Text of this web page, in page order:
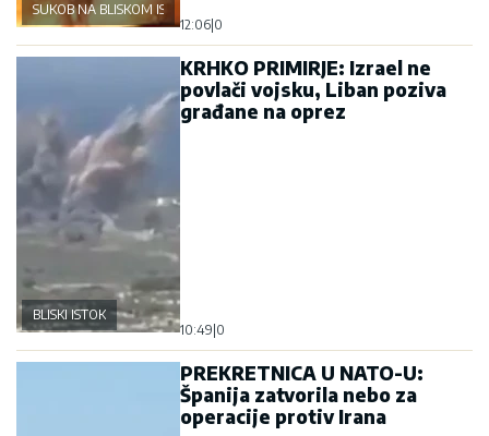
SUKOB NA BLISKOM ISTOKU
12:06 0
BLISKI ISTOK
KRHKO PRIMIRJE: Izrael ne
povlači vojsku, Liban poziva
građane na oprez
10:49 0
PREKRETNICA U NATO-U:
Španija zatvorila nebo za
operacije protiv Irana